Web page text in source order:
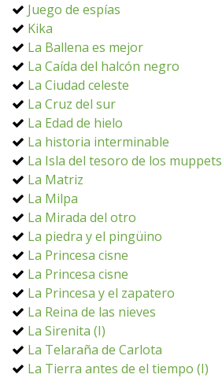
Juego de espías
Kika
La Ballena es mejor
La Caída del halcón negro
La Ciudad celeste
La Cruz del sur
La Edad de hielo
La historia interminable
La Isla del tesoro de los muppets
La Matriz
La Milpa
La Mirada del otro
La piedra y el pingüino
La Princesa cisne
La Princesa cisne
La Princesa y el zapatero
La Reina de las nieves
La Sirenita (I)
La Telaraña de Carlota
La Tierra antes de el tiempo (I)